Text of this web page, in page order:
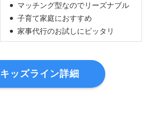
マッチング型なのでリーズナブル
子育て家庭におすすめ
家事代行のお試しにピッタリ
キッズライン詳細